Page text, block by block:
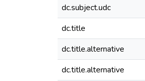
dc.subject.udc
dc.title
dc.title.alternative
dc.title.alternative